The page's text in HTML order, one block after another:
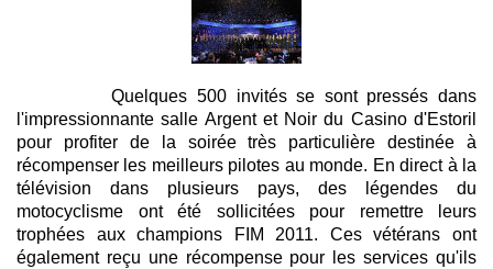
Quelques 500 invités se sont pressés dans
l'impressionnante salle Argent et Noir du Casino d'Estoril
pour profiter de la soirée très particulière destinée à
récompenser les meilleurs pilotes au monde. En direct à la
télévision dans plusieurs pays, des légendes du
motocyclisme ont été sollicitées pour remettre leurs
trophées aux champions FIM 2011. Ces vétérans ont
également reçu une récompense pour les services qu'ils